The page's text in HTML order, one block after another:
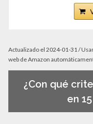
Actualizado el 2024-01-31 /
web de Amazon
¿Con qué
en